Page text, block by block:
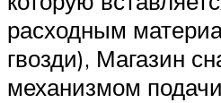
расходным
гвозди), Магазин
механизмом